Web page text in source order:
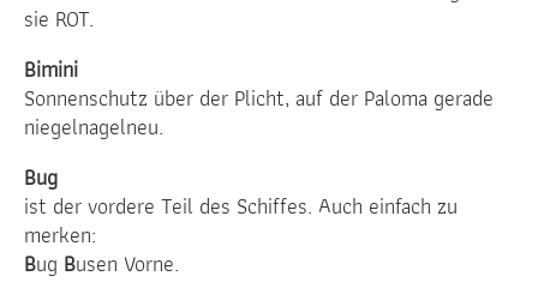
sie ROT.
Bimini
Sonnenschutz über der Plicht, auf der Paloma gerade
niegelnagelneu.
Bug
ist der vordere Teil des Schiffes. Auch einfach zu
merken:
Bug Busen Vorne.